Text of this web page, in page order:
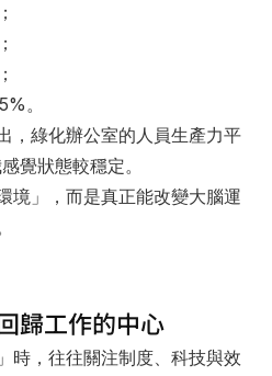
。
，綠化辦公室的人員生產力平
覺狀態較穩定。
境」，而是真正能改變大腦運
歸工作的中心
時，往往關注制度、科技與效